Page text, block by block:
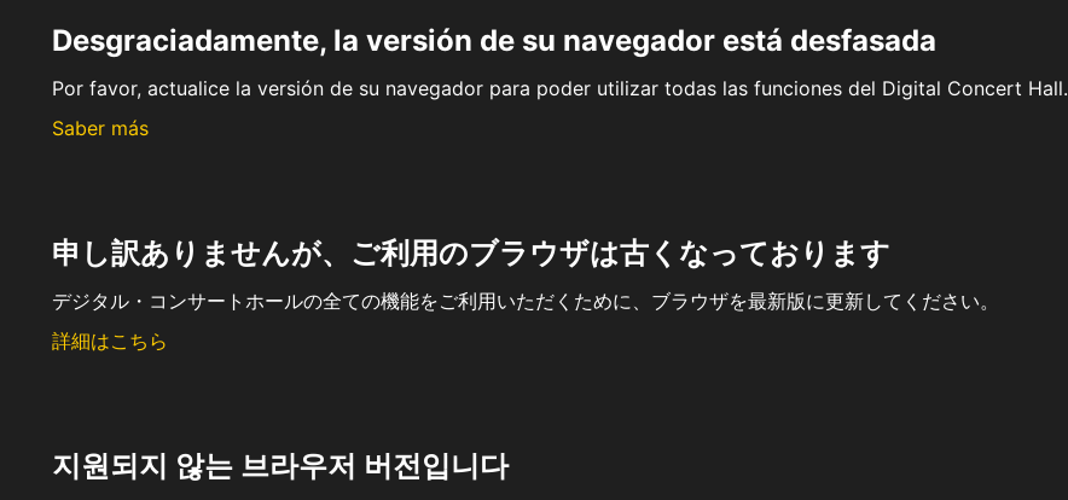
Desgraciadamente, la versión de su navegador está desfasada
Por favor, actualice la versión de su navegador para poder utilizar todas las funciones del Digital Concert Hall.
Saber más
申し訳ありませんが、ご利用のブラウザは古くなっております
デジタル・コンサートホールの全ての機能をご利用いただくために、ブラウザを最新版に更新してください。
詳細はこちら
지원되지 않는 브라우저 버전입니다